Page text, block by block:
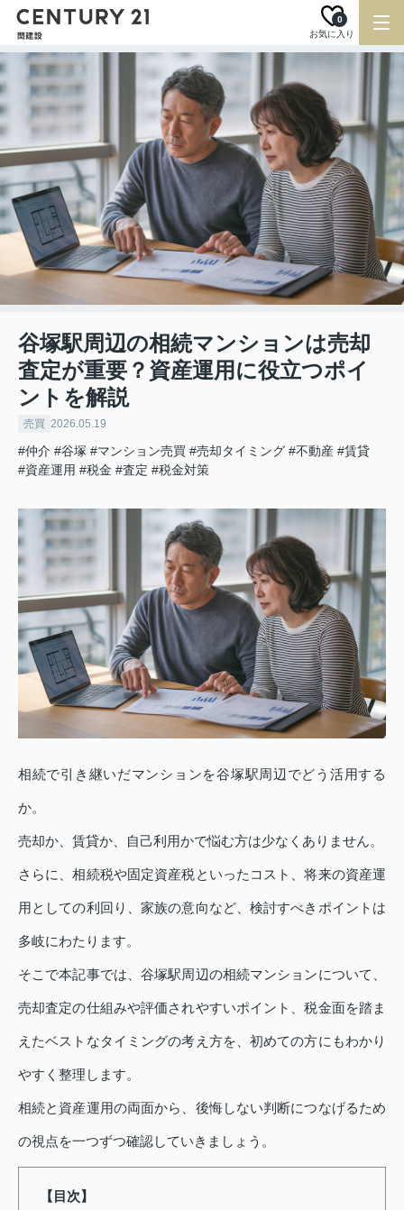
お気に入り
0
谷塚駅周辺の相続マンションは売却
査定が重要？資産運用に役立つポイ
ントを解説
売買 2026.05.19
#仲介 #谷塚 #マンション売買 #売却タイミング #不動産 #賃貸
#資産運用 #税金 #査定 #税金対策
相続で引き継いだマンションを谷塚駅周辺でどう活用する
か。
売却か、賃貸か、自己利用かで悩む方は少なくありません。
さらに、相続税や固定資産税といったコスト、将来の資産運
用としての利回り、家族の意向など、検討すべきポイントは
多岐にわたります。
そこで本記事では、谷塚駅周辺の相続マンションについて、
売却査定の仕組みや評価されやすいポイント、税金面を踏ま
えたベストなタイミングの考え方を、初めての方にもわかり
やすく整理します。
相続と資産運用の両面から、後悔しない判断につなげるため
の視点を一つずつ確認していきましょう。
【目次】